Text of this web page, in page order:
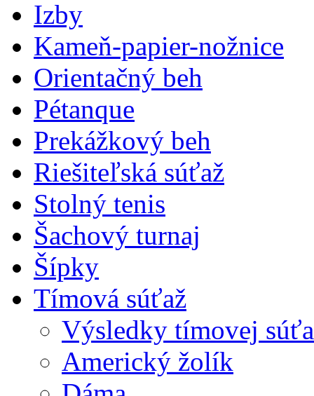
Izby
Kameň-papier-nožnice
Orientačný beh
Pétanque
Prekážkový beh
Riešiteľská súťaž
Stolný tenis
Šachový turnaj
Šípky
Tímová súťaž
Výsledky tímovej
Americký žolík